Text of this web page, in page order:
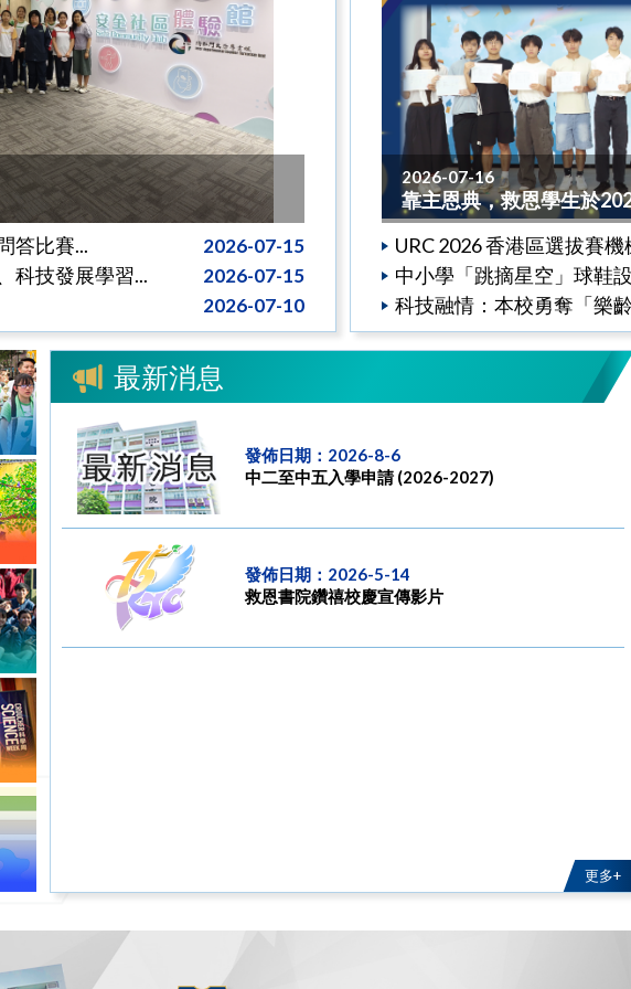
2026-07-15
答比賽...
2026-07-15
科技發展學習...
2026-07-10
2026-07-16
靠主恩典，救恩學生於
URC 2026 香港區選拔賽機
中小學「跳摘星空」球鞋
科技融情：本校勇奪「樂
最新消息
發佈日期：2026-8-6
中二至中五入學申請 (2026-2027)
發佈日期：2026-5-14
救恩書院鑽禧校慶宣傳影片
更多+